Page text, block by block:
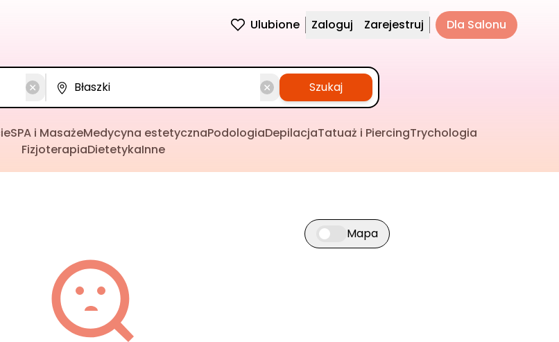
Ulubione Zaloguj Zarejestruj Dla Salonu
Szukaj
SPA i MasażeMedycyna estetycznaPodologiaDepilacjaTatuaż i PiercingTrychologia
FizjoterapiaDietetykaInne
Przełącz widok mapy
Mapa